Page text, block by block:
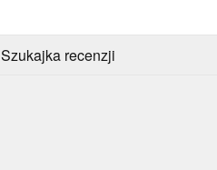
Szukajka recenzji